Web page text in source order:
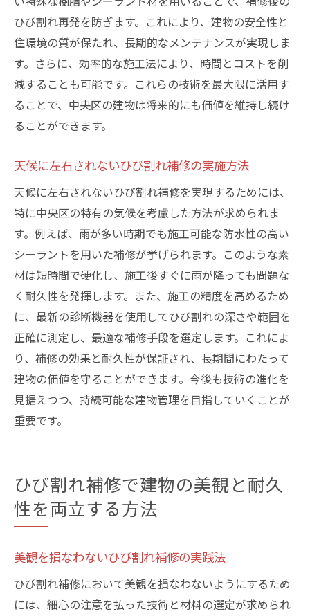
ひび割れ再発を防ぎます。これにより、建物の安全性と
住環境の質が保たれ、長期的なメンテナンスが実現しま
す。さらに、効率的な施工法により、時間とコストを削
減することも可能です。これらの技術を最大限に活用す
ることで、中央区の建物は将来的にも価値を維持し続け
ることができます。
天候に左右されないひび割れ補修の実施方法
天候に左右されないひび割れ補修を実現するためには、
特に中央区の特有の気候を考慮した方法が求められま
す。例えば、雨が多い時期でも施工可能な防水性の高い
シーラントを用いた補修が挙げられます。このような素
材は短時間で硬化し、施工後すぐに雨が降っても問題な
く耐久性を発揮します。また、施工の精度を高めるため
に、最新の診断機器を使用してひび割れの深さや範囲を
正確に測定し、最適な補修手段を選定します。これによ
り、補修の効果と耐久性が保証され、長期間にわたって
建物の価値を守ることができます。今後も技術の進化を
見据えつつ、持続可能な建物管理を目指していくことが
重要です。
ひび割れ補修で建物の美観と耐久
性を両立する方法
美観を損なわないひび割れ補修の実践法
ひび割れ補修において美観を損なわないようにするため
には、細心の注意を払った技術と材料の選定が求められ